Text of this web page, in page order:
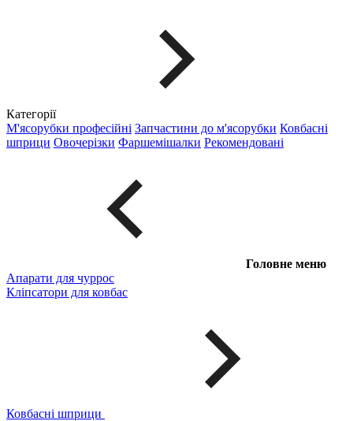
Категорії
М'ясорубки професійні Запчастини до м'ясорубки Ковбасні
шприци Овочерізки Фаршемішалки Рекомендовані
Головне меню
Апарати для чуррос
Кліпсатори для ковбас
Ковбасні шприци